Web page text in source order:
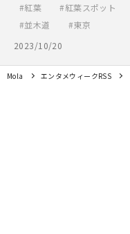
紅葉 紅葉スポット
並木道
東京
2023/10/20
Mola エンタメウィークRSS